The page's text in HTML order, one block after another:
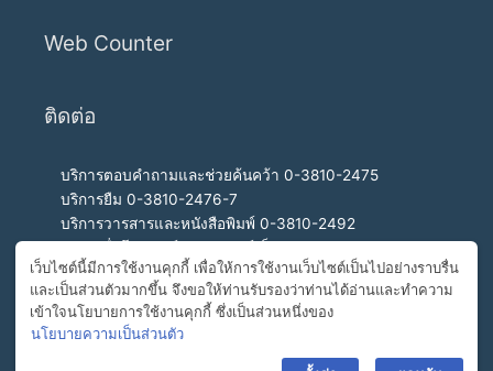
Web Counter
ติดต่อ
บริการตอบคำถามและช่วยค้นคว้า 0-3810-2475
บริการยืม 0-3810-2476-7
บริการวารสารและหนังสือพิมพ์ 0-3810-2492
สำนักงานผู้อำนวยการ 0-3810-2460, 0-3810-2465
สายด่วนผู้อำนวยการ 092-989-2993
อีเมล buulibrary@buu.ac.th
เว็บไซต์นี้มีการใช้งานคุกกี้ เพื่อให้การใช้งานเว็บไซต์เป็นไปอย่างราบรื่น
และเป็นส่วนตัวมากขึ้น จึงขอให้ท่านรับรองว่าท่านได้อ่านและทำความ
เข้าใจนโยบายการใช้งานคุกกี้ ซึ่งเป็นส่วนหนึ่งของ
นโยบายความเป็นส่วนตัว